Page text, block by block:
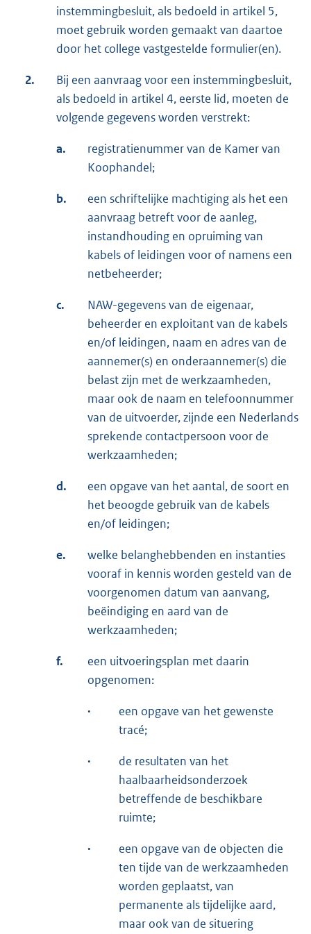
instemmingbesluit, als bedoeld in artikel 5,
moet gebruik worden gemaakt van daartoe
door het college vastgestelde formulier(en).
2.
Bij een aanvraag voor een instemmingbesluit,
als bedoeld in artikel 4, eerste lid, moeten de
volgende gegevens worden verstrekt:
a.
registratienummer van de Kamer van
Koophandel;
b.
een schriftelijke machtiging als het een
aanvraag betreft voor de aanleg,
instandhouding en opruiming van
kabels of leidingen voor of namens een
netbeheerder;
c.
NAW-gegevens van de eigenaar,
beheerder en exploitant van de kabels
en/of leidingen, naam en adres van de
aannemer(s) en onderaannemer(s) die
belast zijn met de werkzaamheden,
maar ook de naam en telefoonnummer
van de uitvoerder, zijnde een Nederlands
sprekende contactpersoon voor de
werkzaamheden;
d.
een opgave van het aantal, de soort en
het beoogde gebruik van de kabels
en/of leidingen;
e.
welke belanghebbenden en instanties
vooraf in kennis worden gesteld van de
voorgenomen datum van aanvang,
beëindiging en aard van de
werkzaamheden;
f.
een uitvoeringsplan met daarin
opgenomen:
·
een opgave van het gewenste
tracé;
·
de resultaten van het
haalbaarheidsonderzoek
betreffende de beschikbare
ruimte;
·
een opgave van de objecten die
ten tijde van de werkzaamheden
worden geplaatst, van
permanente als tijdelijke aard,
maar ook van de situering